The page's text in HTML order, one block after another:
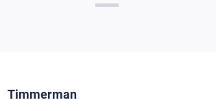
Timmerman